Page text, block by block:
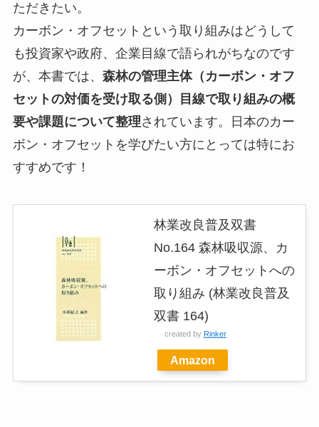
ただきたい。
カーボン・オフセットという取り組みはどうして
も投資家や政府、企業目線で語られがちなのです
が、本書では、 森林の管理主体（カーボン・オフ
セットの対価を受け取る側）目線で取り組みの概
要や課題について整理されています。日本のカー
ボン・オフセットを学びたい方にとっては特にお
すすめです！
林業改良普及双書
No.164 森林吸収源、カ
ーボン・オフセットへの
取り組み (林業改良普及
双書 164)
created by Rinker
Amazon